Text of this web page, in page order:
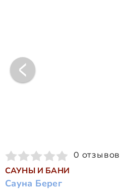
0 отзывов
САУНЫ И БАНИ
Сауна Берег